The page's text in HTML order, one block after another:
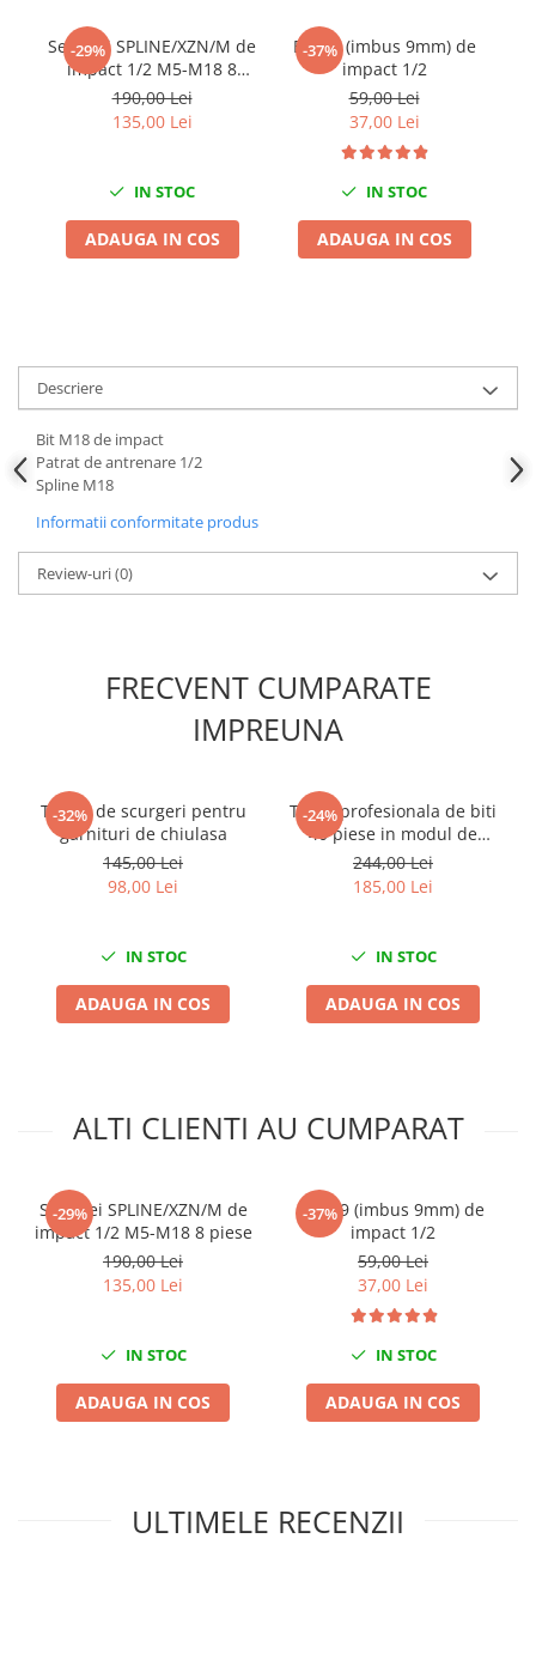
Chei de Forta
Chei Dinamometrice
Ciocane Dalti si Dornuri
Scule Electrice
Aeroterme si Incalzitoare
Aparate de spalat cu presiune
Masini de polishat
Pistoale aer cald
Pistoale de lipit
Pistoale electrice de impact
Polizoare unghiulare
Rindele
Slefuitoare electrice
Scule fixare distributie
Citroen
Dacia
Land Rover
Peugeot
Renault
Suzuki
Universale
Scule Pneumatice
-29%
Set chei SPLINE/XZN/M de
impact 1/2 M5-M18 8
piese
190,00 Lei
135,00 Lei
IN STOC
ADAUGA IN COS
-37%
Bit H9 (imbus 9mm) de
impact 1/2
59,00 Lei
37,00 Lei
IN STOC
ADAUGA IN COS
Descriere
Bit M18 de impact
Patrat de antrenare 1/2
Spline M18
Informatii conformitate produs
Review-uri(0)
FRECVENT CUMPARATE
IMPREUNA
-32%
Tester de scurgeri pentru
garnituri de chiulasa
145,00 Lei
98,00 Lei
IN STOC
ADAUGA IN COS
-24%
Trusa profesionala de biti
40 piese in modul de
spuma
244,00 Lei
185,00 Lei
IN STOC
ADAUGA IN COS
ALTI CLIENTI AU CUMPARAT
-29%
Set chei SPLINE/XZN/M de
impact 1/2 M5-M18 8 piese
190,00 Lei
135,00 Lei
IN STOC
ADAUGA IN COS
-37%
Bit H9 (imbus 9mm) de
impact 1/2
59,00 Lei
37,00 Lei
IN STOC
ADAUGA IN COS
ULTIMELE RECENZII